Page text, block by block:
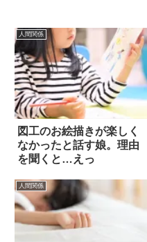
人間関係
図工のお絵描きが楽しく
なかったと話す娘。理由
を聞くと…えっ
人間関係